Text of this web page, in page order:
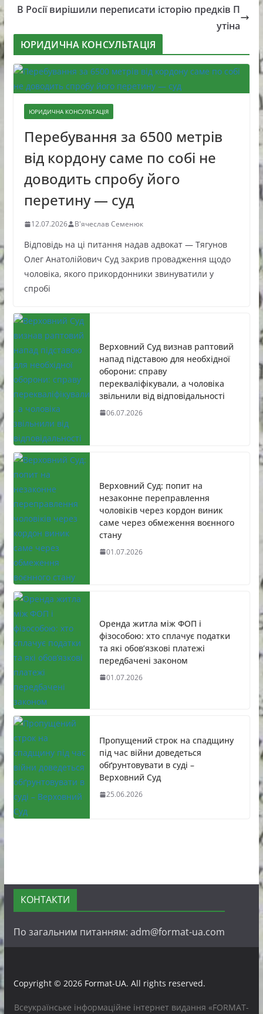
В Росії вирішили переписати історію предків П
утіна
ЮРИДИЧНА КОНСУЛЬТАЦІЯ
ЮРИДИЧНА КОНСУЛЬТАЦІЯ
Перебування за 6500 метрів
від кордону саме по собі не
доводить спробу його
перетину — суд
12.07.2026 В'ячеслав Семенюк
Відповідь на ці питання надав адвокат — Тягунов
Олег Анатолійович Суд закрив провадження щодо
чоловіка, якого прикордонники звинуватили у
спробі
Верховний Суд визнав раптовий
напад підставою для необхідної
оборони: справу
перекваліфікували, а чоловіка
звільнили від відповідальності
06.07.2026
Верховний Суд: попит на
незаконне переправлення
чоловіків через кордон виник
саме через обмеження воєнного
стану
01.07.2026
Оренда житла між ФОП і
фізособою: хто сплачує податки
та які обов’язкові платежі
передбачені законом
01.07.2026
Пропущений строк на спадщину
під час війни доведеться
обґрунтовувати в суді –
Верховний Суд
25.06.2026
КОНТАКТИ
По загальним питанням: adm@format-ua.com
Copyright © 2026 Format-UA. All rights reserved.
Всеукраїнське інформаційне інтернет видання «FORMAT-